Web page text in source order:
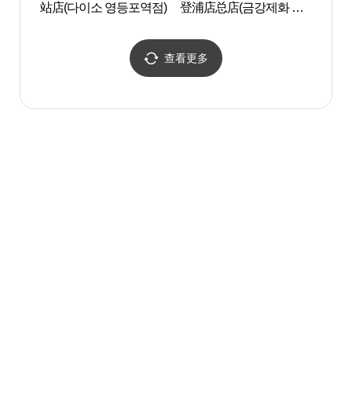
站店(다이소 영등포역점)
登浦店总店(금강제화 영
查看更多